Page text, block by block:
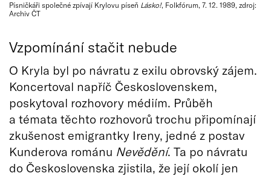
Písničkáři společné zpívají Krylovu píseň Lásko!, Folkfórum, 7. 12. 1989, zdroj:
Archiv ČT
Vzpomínání stačit nebude
O Kryla byl po návratu z exilu obrovský zájem.
Koncertoval napříč Československem,
poskytoval rozhovory médiím. Průběh
a témata těchto rozhovorů trochu připomínají
zkušenost emigrantky Ireny, jedné z postav
Kunderova románu Nevědění. Ta po návratu
do Československa zjistila, že její okolí jen